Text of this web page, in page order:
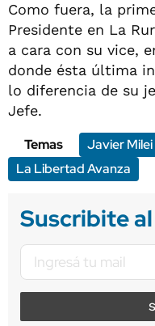
Como fuera, la
Presidente en La
a cara con su vice,
donde ésta última
lo diferencia de su
Jefe.
Temas
Javier Milei
La Libertad Avanza
Suscribite